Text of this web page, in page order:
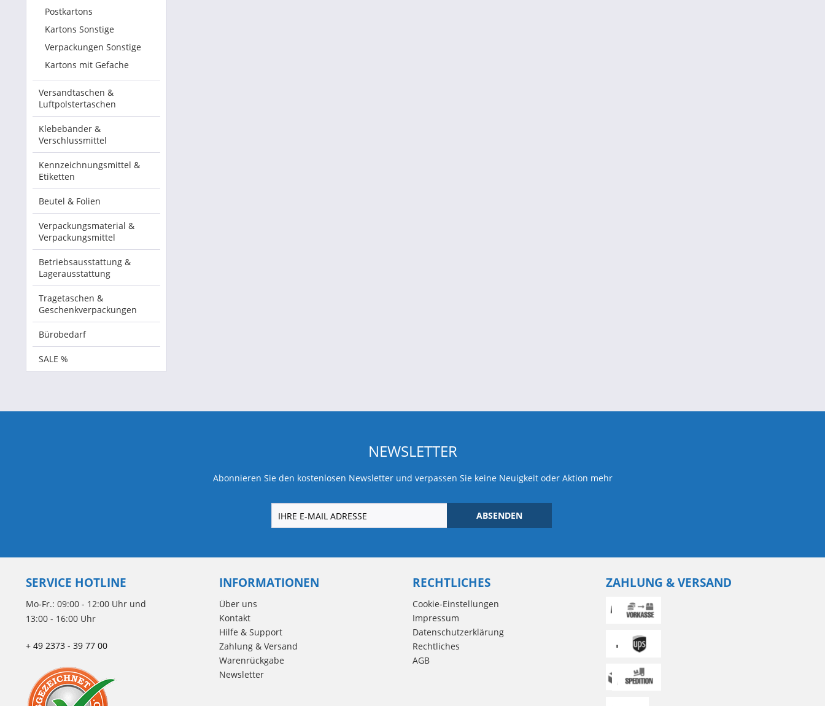
Postkartons
Kartons Sonstige
Verpackungen Sonstige
Kartons mit Gefache
Versandtaschen &
Luftpolstertaschen
Klebebänder &
Verschlussmittel
Kennzeichnungsmittel &
Etiketten
Beutel & Folien
Verpackungsmaterial &
Verpackungsmittel
Betriebsausstattung &
Lagerausstattung
Tragetaschen &
Geschenkverpackungen
Bürobedarf
SALE %
NEWSLETTER
Abonnieren Sie den kostenlosen Newsletter und verpassen Sie keine Neuigkeit oder Aktion mehr
ABSENDEN
SERVICE HOTLINE
Mo-Fr.: 09:00 - 12:00 Uhr und
13:00 - 16:00 Uhr
+ 49 2373 - 39 77 00
INFORMATIONEN
Über uns
Kontakt
Hilfe & Support
Zahlung & Versand
Warenrückgabe
Newsletter
RECHTLICHES
Cookie-Einstellungen
Impressum
Datenschutzerklärung
Rechtliches
AGB
ZAHLUNG & VERSAND